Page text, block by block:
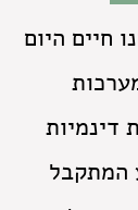
חיים היום
דינמיות
המתקבל